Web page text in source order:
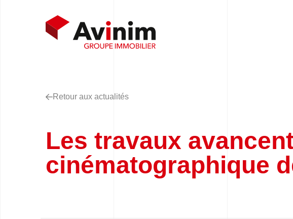
Retour aux actualités
Les travaux
cinématographique